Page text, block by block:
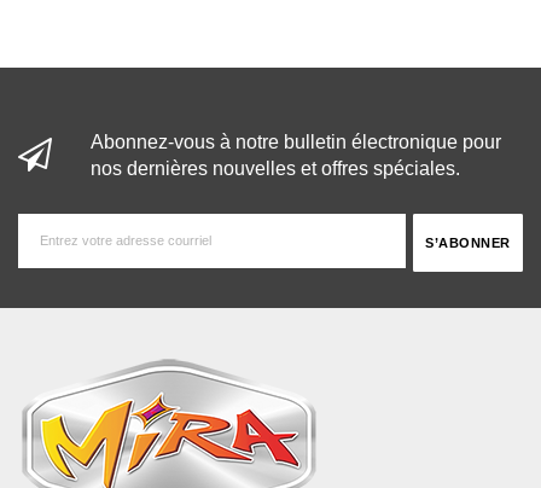
Abonnez-vous à notre bulletin électronique pour
nos dernières nouvelles et offres spéciales.